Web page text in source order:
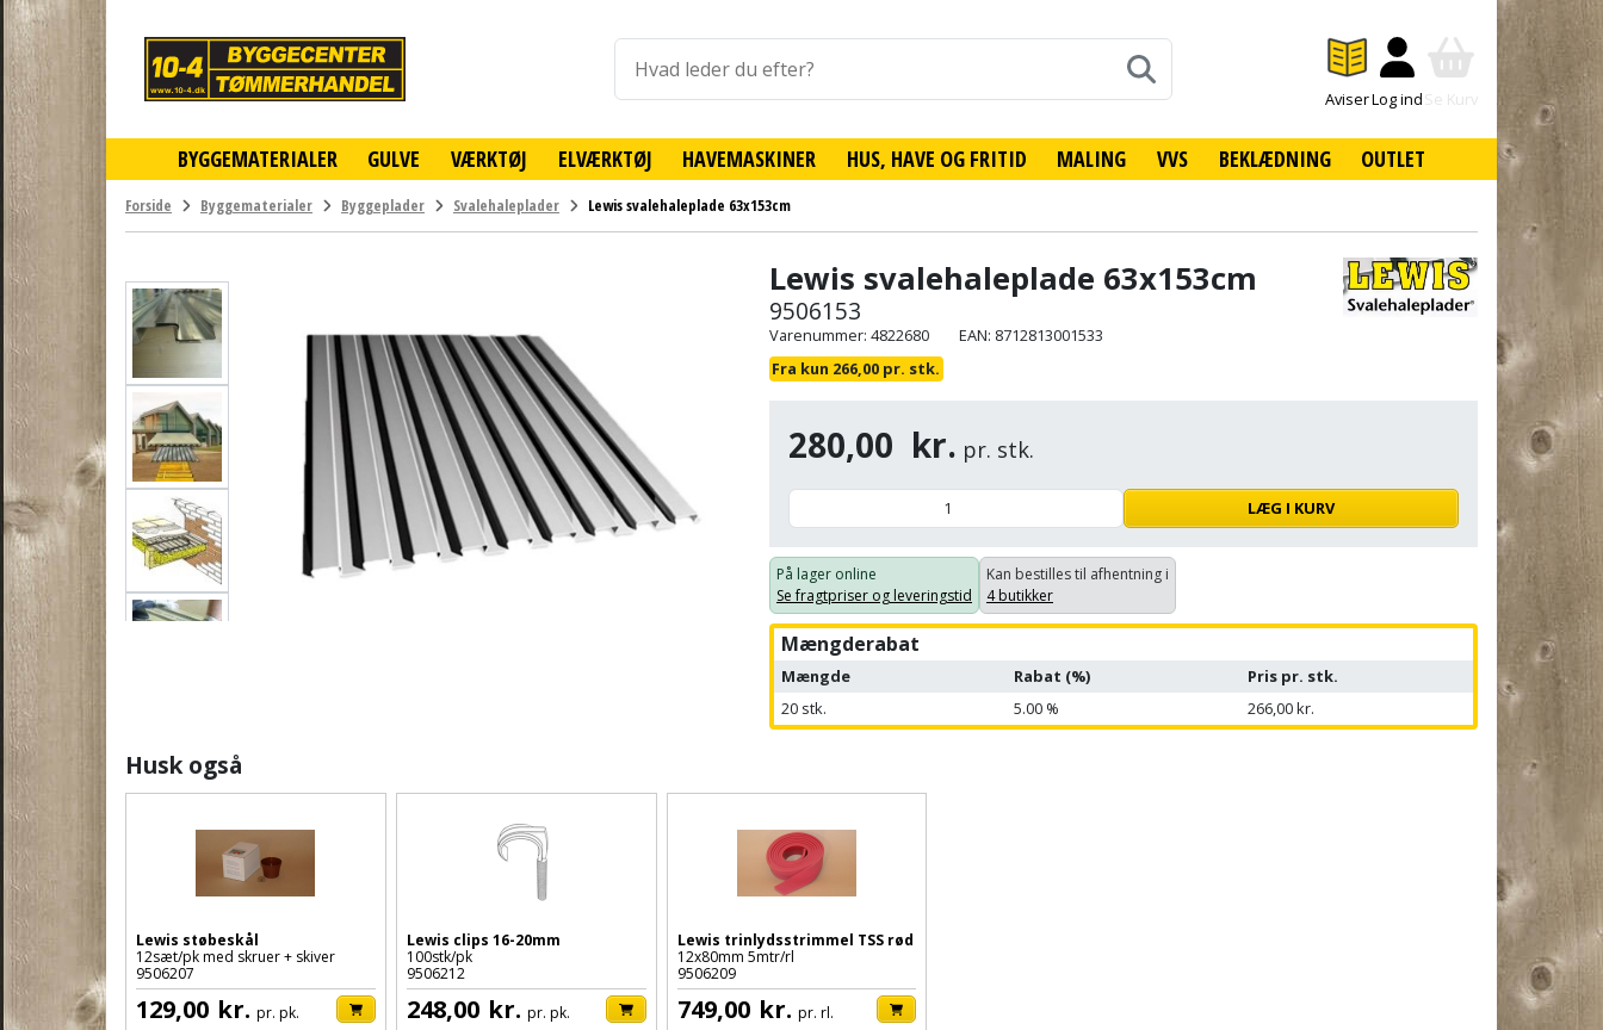
BYGGEMATERIALER GULVE VÆRKTØJ ELVÆRKTØJ HAVEMASKINER HUS, HAVE OG FRITID MALING VVS BEKLÆDNING OUTLET
online
byggemarked
og
tømmerhandel
-
AviserLog indSe Kurv
Forside Byggematerialer Byggeplader Svalehaleplader Lewis svalehaleplade 63x153cm
Lewis svalehaleplade 63x153cm
9506153
Varenummer: 4822680
EAN: 8712813001533
Fra kun 266,00 pr. stk.
280,00 kr. pr. stk.
LÆG I KURV
På lager online
Se fragtpriser og leveringstid
Kan bestilles til afhentning i
4 butikker
Mængderabat
Mængde Rabat (%)
Pris pr. stk.
20 stk. 5.00 % 266,00 kr.
Husk også
Lewis støbeskål
12sæt/pk med skruer + skiver
9506207
129,00 kr. pr. pk.
Lewis clips 16-20mm
100stk/pk
9506212
248,00 kr. pr. pk.
Lewis trinlydsstrimmel TSS rød
12x80mm 5mtr/rl
9506209
749,00 kr. pr. rl.